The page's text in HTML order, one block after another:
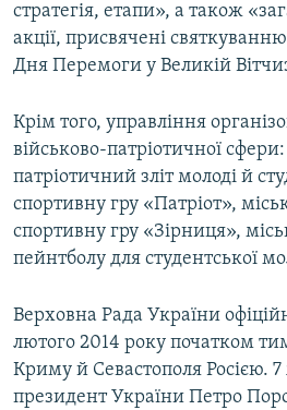
стратегія, етапи», а також
акції, присвячені
Дня Перемоги у Великій
Крім того, управління
військово-патріотичної
патріотичний зліт молоді й
спортивну гру «Патріот»,
спортивну гру «Зірниця»,
пейнтболу для студентської
Верховна Рада України
лютого 2014 року початком
Криму й Севастополя Росією.
президент України Петро